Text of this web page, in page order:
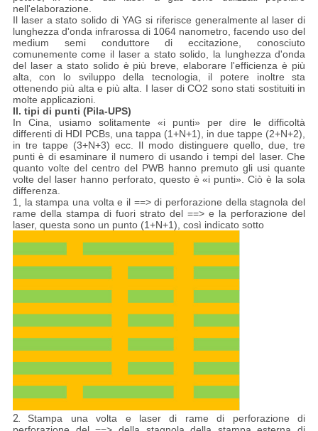
nell'elaborazione.
Il laser a stato solido di YAG si riferisce generalmente al laser di
lunghezza d'onda infrarossa di 1064 nanometro, facendo uso del
medium semi conduttore di eccitazione, conosciuto
comunemente come il laser a stato solido, la lunghezza d'onda
del laser a stato solido è più breve, elaborare l'efficienza è più
alta, con lo sviluppo della tecnologia, il potere inoltre sta
ottenendo più alta e più alta. I laser di CO2 sono stati sostituiti in
molte applicazioni.
II. tipi di punti (Pila-UPS)
In Cina, usiamo solitamente «i punti» per dire le difficoltà
differenti di HDI PCBs, una tappa (1+N+1), in due tappe (2+N+2),
in tre tappe (3+N+3) ecc. Il modo distinguere quello, due, tre
punti è di esaminare il numero di usando i tempi del laser. Che
quanto volte del centro del PWB hanno premuto gli usi quante
volte del laser hanno perforato, questo è «i punti». Ciò è la sola
differenza.
1, la stampa una volta e il ==> di perforazione della stagnola del
rame della stampa di fuori strato del ==> e la perforazione del
laser, questa sono un punto (1+N+1), così indicato sotto
2. Stampa una volta e laser di rame di perforazione di